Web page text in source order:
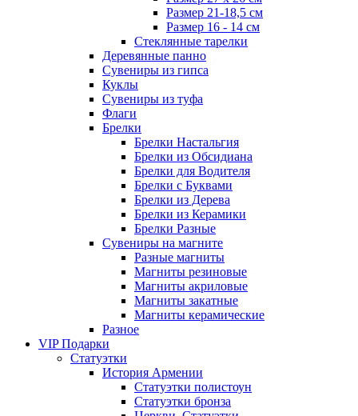
Размер 21-18,5 см
Размер 16 - 14 см
Стеклянные тарелки
Деревянные панно
Сувениры из гипса
Куклы
Сувениры из туфа
Флаги
Брелки
Брелки Настальгия
Брелки из Обсидиана
Брелки для Водителя
Брелки с Буквами
Брелки из Дерева
Брелки из Керамики
Брелки Разные
Сувениры на магните
Разные магниты
Магниты резиновые
Магниты акриловые
Магниты закатные
Магниты керамические
Разное
VIP Подарки
Статуэтки
История Армении
Статуэтки полистоун
Статуэтки бронза